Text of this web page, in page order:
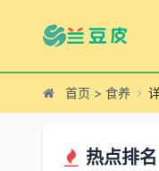
首页 > 食养
热点排名